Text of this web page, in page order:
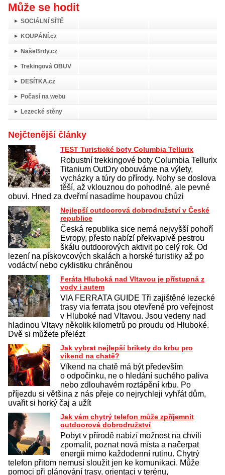
Může se hodit
SOCIÁLNÍ SÍTĚ
KOUPÁNÍ.cz
NašeBrdy.cz
Trekingová OBUV
DESÍTKA.cz
Počasí na webu
Lezecké stěny
Nejčtenější články
TEST Turistické boty Columbia Tellurix
Robustní trekkingové boty Columbia Tellurix
Titanium OutDry obouváme na výlety,
vycházky a túry do přírody. Nohy se doslova
těší, až vklouznou do pohodlné, ale pevné
obuvi. Hned za dveřmí nasadíme houpavou chůzi
Nejlepší outdoorová dobrodružství v České
republice
Česká republika sice nemá nejvyšší pohoří
Evropy, přesto nabízí překvapivě pestrou
škálu outdoorových aktivit po celý rok. Od
lezení na pískovcových skalách a horské turistiky až po
vodáctví nebo cyklistiku chráněnou
Feráta Hluboká nad Vltavou je přístupná z
vody i autem
VIA FERRATA GUIDE Tři zajištěné lezecké
trasy via ferrata jsou otevřené pro veřejnost
v Hluboké nad Vltavou. Jsou vedeny nad
hladinou Vltavy několik kilometrů po proudu od Hluboké.
Dvě si můžete přelézt
Jak vybrat nejlepší brikety do krbu pro
víkend na chatě?
Víkend na chatě má být především
o odpočinku, ne o hledání suchého paliva
nebo zdlouhavém roztápění krbu. Po
příjezdu si většina z nás přeje co nejrychleji vyhřát dům,
uvařit si horký čaj a užít
Jak vám chytrý telefon může zpříjemnit
outdoorová dobrodružství
Pobyt v přírodě nabízí možnost na chvíli
zpomalit, poznat nová místa a načerpat
energii mimo každodenní rutinu. Chytrý
telefon přitom nemusí sloužit jen ke komunikaci. Může
pomoci při plánování trasy, orientaci v terénu,